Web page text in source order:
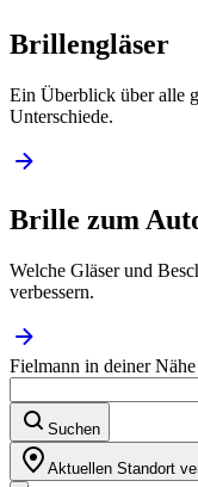
Brillengläser
Ein Überblick über alle
Unterschiede.
Brille zum
Welche Gläser und
verbessern.
Fielmann in deiner
Suchen
Aktuellen Standort